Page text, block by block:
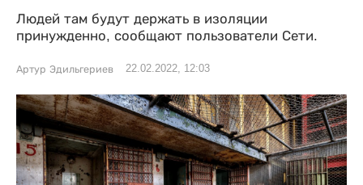
Людей там будут держать в изоляции
принужденно, сообщают пользователи Сети.
Артур Эдильгериев 22.02.2022, 12:03